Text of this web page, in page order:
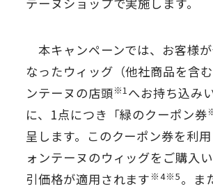
本キャンペーンでは、お客様が
なったウィッグ（他社商品を含む
ンテーヌの店頭※1へお持ち込み
に、1点につき「緑のクーポン券
呈します。このクーポン券を利
ォンテーヌのウィッグをご購入
引価格が適用されます ※4※5。ま